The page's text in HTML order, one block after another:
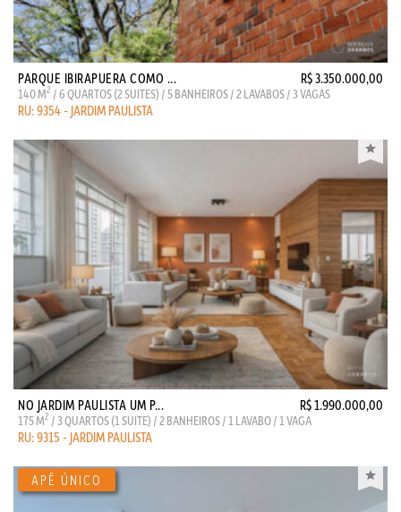
PARQUE IBIRAPUERA COMO ... R$ 3.350.000,00
140 M2 / 6 QUARTOS (2 SUITES) / 5 BANHEIROS / 2 LAVABOS / 3 VAGAS
RU: 9354 - JARDIM PAULISTA
NO JARDIM PAULISTA UM P... R$ 1.990.000,00
175 M2 / 3 QUARTOS (1 SUITE) / 2 BANHEIROS / 1 LAVABO / 1 VAGA
RU: 9315 - JARDIM PAULISTA